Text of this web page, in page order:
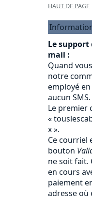
HAUT DE PAGE
Le
mail :
Quand
notre
employé en
aucun SMS.
Le premier
«
x ».
Ce courriel
bouton
ne soit fait.
en cours
paiement
adresse où